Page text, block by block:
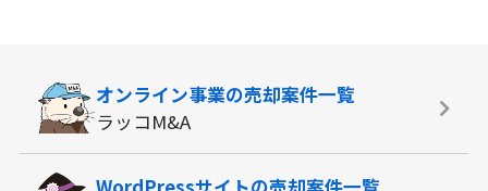
オンライン事業の売却案件一覧
ラッコM&A